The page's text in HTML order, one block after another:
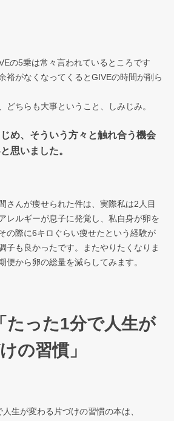
の5乗は常々言われているところです
裕がなくなってくるとGIVEの時間が削ら
どちらも大事ということ、しみじみ。
め、そういう方々と触れ合う機会
思いました。
さんが痩せられた件は、実際私は2人目
レルギーが息子に発覚し、私自身が卵を
の際に6キロぐらい痩せたという経験が
子も良かったです。またやりたくなりま
便から卵の総量を減らしてみます。
った1分で人生が
の習慣」
生が変わる片づけの習慣の本は、